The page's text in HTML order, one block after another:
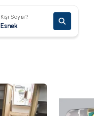
Kişi Sayısı?
Esnek